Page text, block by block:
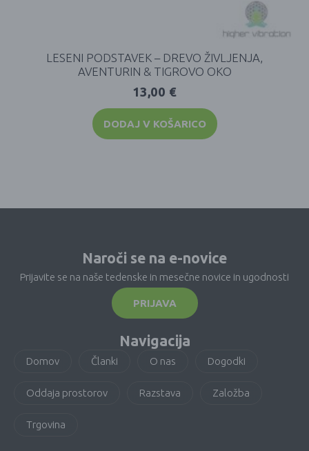
LESENI PODSTAVEK – DREVO ŽIVLJENJA,
AVENTURIN & TIGROVO OKO
13,00 €
DODAJ V KOŠARICO
Naroči se na e-novice
Prijavite se na naše tedenske in mesečne novice in ugodnosti
PRIJAVA
Navigacija
Domov Članki O nas Dogodki
Oddaja prostorov Razstava Založba
Trgovina